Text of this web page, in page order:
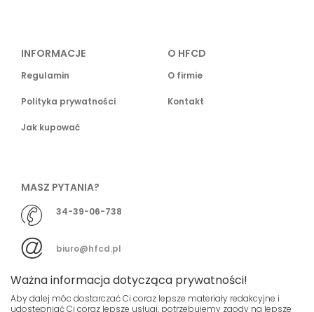
INFORMACJE
Regulamin
Polityka prywatności
Jak kupować
O HFCD
O firmie
Kontakt
MASZ PYTANIA?
34-39-06-738
biuro@hfcd.pl
Ważna informacja dotycząca prywatności!
Aby dalej móc dostarczać Ci coraz lepsze materiały redakcyjne i
udostępniać Ci coraz lepsze usługi, potrzebujemy zgody na lepsze